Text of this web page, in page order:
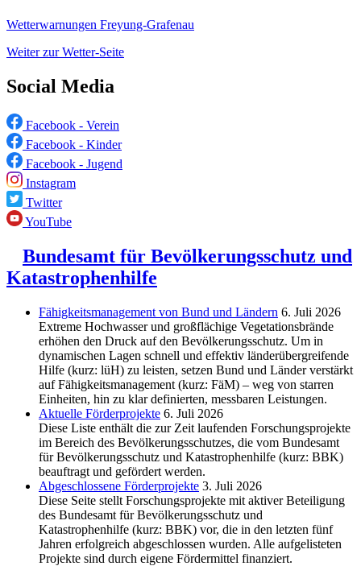
Wetterwarnungen Freyung-Grafenau
Weiter zur Wetter-Seite
Social Media
Facebook - Verein
Facebook - Kinder
Facebook - Jugend
Instagram
Twitter
YouTube
Bundesamt für Bevölkerungsschutz und
Katastrophenhilfe
Fähigkeitsmanagement von Bund und Ländern 6. Juli 2026
Extreme Hochwasser und großflächige Vegetationsbrände
erhöhen den Druck auf den Bevölkerungsschutz. Um in
dynamischen Lagen schnell und effektiv länderübergreifende
Hilfe (kurz: lüH) zu leisten, setzen Bund und Länder verstärkt
auf Fähigkeitsmanagement (kurz: FäM) – weg von starren
Einheiten, hin zu klar definierten, messbaren Leistungen.
Aktuelle Förderprojekte 6. Juli 2026
Diese Liste enthält die zur Zeit laufenden Forschungsprojekte
im Bereich des Be­völkerungs­schutzes, die vom Bundesamt
für Bevölkerungsschutz und Katastrophenhilfe (kurz: BBK)
beauftragt und gefördert werden.
Abgeschlos­sene Förderprojekte 3. Juli 2026
Diese Seite stellt Forschungsprojekte mit aktiver Beteiligung
des Bundesamt für Bevölkerungsschutz und
Katastrophenhilfe (kurz: BBK) vor, die in den letzten fünf
Jahren erfolgreich abgeschlossen wurden. Alle aufgelisteten
Projekte sind durch eigene Fördermittel finanziert.